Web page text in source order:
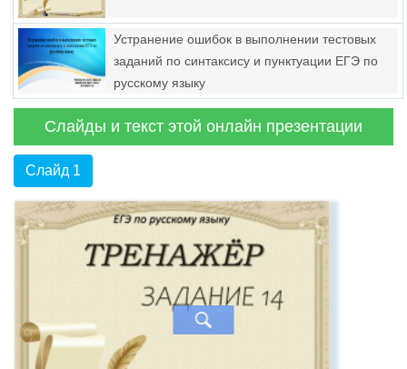
Устранение ошибок в выполнении тестовых
заданий по синтаксису и пунктуации ЕГЭ по
русскому языку
Слайды и текст этой онлайн презентации
Слайд 1